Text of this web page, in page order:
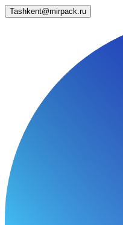
Tashkent@mirpack.ru